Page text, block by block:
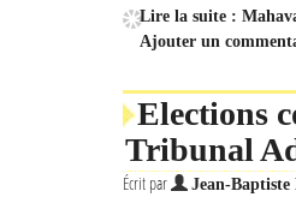
Lire la suite :
Ajouter un
Elections
Tribunal
Écrit par Jean-Baptiste